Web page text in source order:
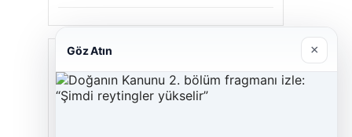
Son Eklenen Firmalar
Cengiz Sigorta
Göz Atın ×